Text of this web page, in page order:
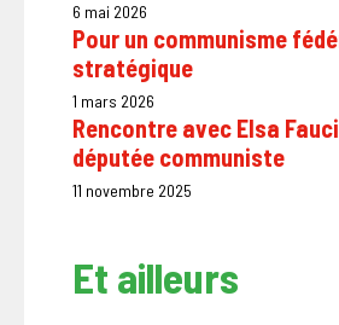
6 mai 2026
Pour un communisme
stratégique
1 mars 2026
Rencontre avec Elsa
députée communiste
11 novembre 2025
Et ailleurs